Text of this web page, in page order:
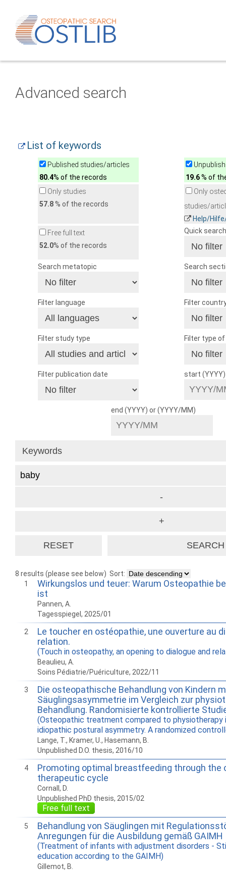
Advanced search
List of keywords
Published studies/articles
80.4% of the records
19.6% of
Only studies
57.8% of the records
Only
studies/
Help/
Free full text
52.0% of the records
Quick search
Search metatopic Search
Filter language Filter
Filter study type Filter type
Filter publication date start
end (YYYY) or (YYYY/MM)
8 results (please see below) Sort:
1
Wirkungslos und teuer: Warum Osteopathie
ist
Pannen, A.
Tagesspiegel, 2025/01
2
Le toucher en ostéopathie, une ouverture au
relation.
(Touch in osteopathy, an opening to dialogue and
Beaulieu, A.
Soins Pédiatrie/Puériculture, 2022/11
3
Die osteopathische Behandlung von Kindern
Säuglingsasymmetrie im Vergleich zur
Behandlung. Randomisierte kontrollierte
(Osteopathic treatment compared to physiotherapy
idiopathic postural asymmetry. A randomized
Lange, T., Kramer, U., Hasemann, B.
Unpublished D.O. thesis, 2016/10
4
Promoting optimal breastfeeding through the
therapeutic cycle
Cornall, D.
Unpublished PhD thesis, 2015/02
Free full text
5
Behandlung von Säuglingen mit
Anregungen für die Ausbildung gemäß GAIMH
(Treatment of infants with adjustment disorders -
education according to the GAIMH)
Gillemot, B.